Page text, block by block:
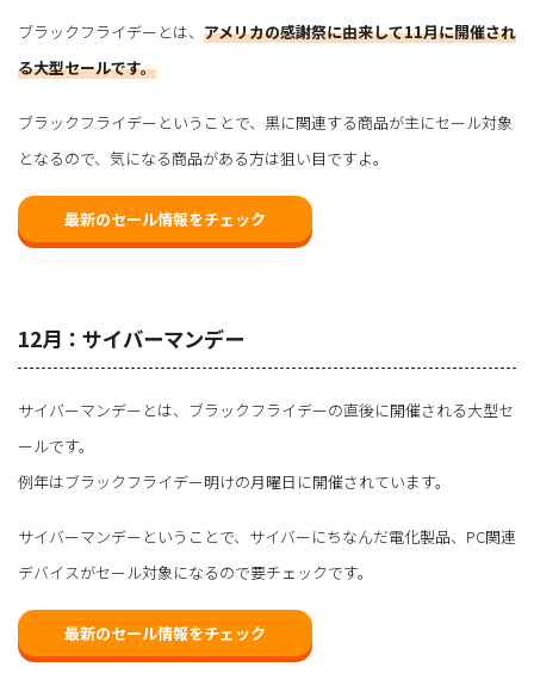
ブラックフライデーとは、 アメリカの感謝祭に由来して11月に開催され
る大型セールです。
ブラックフライデーということで、黒に関連する商品が主にセール対象
となるので、気になる商品がある方は狙い目ですよ。
最新のセール情報をチェック
12月：サイバーマンデー
サイバーマンデーとは、ブラックフライデーの直後に開催される大型セ
ールです。
例年はブラックフライデー明けの月曜日に開催されています。
サイバーマンデーということで、サイバーにちなんだ電化製品、PC関連
デバイスがセール対象になるので要チェックです。
最新のセール情報をチェック